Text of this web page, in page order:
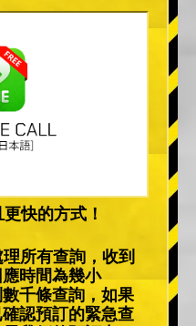
快的方式！
所有查詢，收到
時間為幾小
千條查詢，如果
認預訂的緊急查